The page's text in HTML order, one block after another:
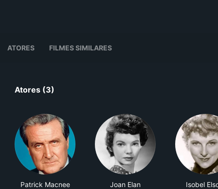
ATORES FILMES SIMILARES
Atores (3)
Patrick Macnee
Joan Elan
Isobel